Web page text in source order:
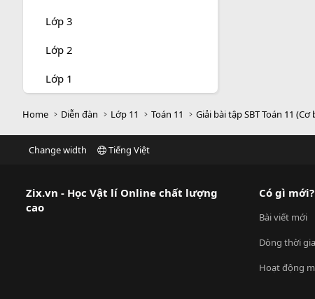
Lớp 3
Lớp 2
Lớp 1
Home Diễn đàn Lớp 11 Toán 11 Giải bài tập SBT Toán 11 (Cơ
Change width Tiếng Việt
Zix.vn - Học Vật lí Online chất lượng
cao
Có gì mới?
Bài viết mới
Dòng thời
Hoạt động